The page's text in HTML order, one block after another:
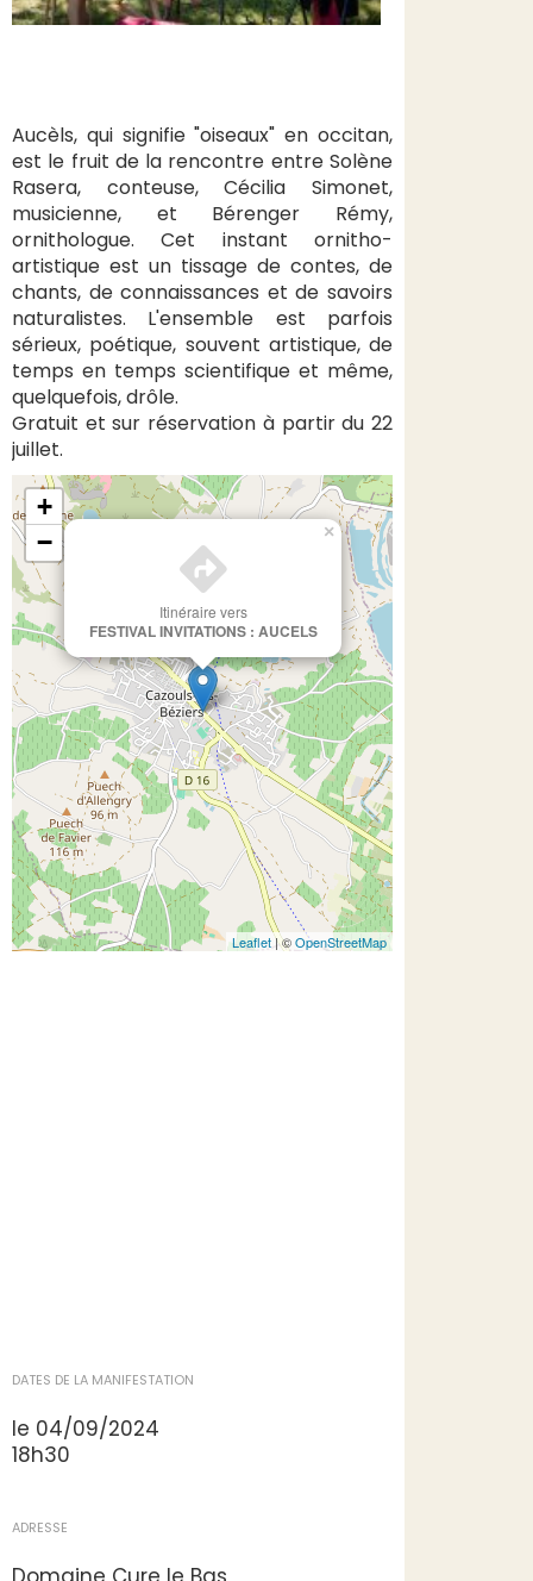
Aucèls, qui signifie "oiseaux" en occitan,
est le fruit de la rencontre entre Solène
Rasera, conteuse, Cécilia Simonet,
musicienne, et Bérenger Rémy,
ornithologue. Cet instant ornitho-
artistique est un tissage de contes, de
chants, de connaissances et de savoirs
naturalistes. L'ensemble est parfois
sérieux, poétique, souvent artistique, de
temps en temps scientifique et même,
quelquefois, drôle.
Gratuit et sur réservation à partir du 22
juillet.
Itinéraire vers
FESTIVAL INVITATIONS : AUCELS
×
+
−
Leaflet| ©OpenStreetMap
DATES DE LA MANIFESTATION
le 04/09/2024
18h30
ADRESSE